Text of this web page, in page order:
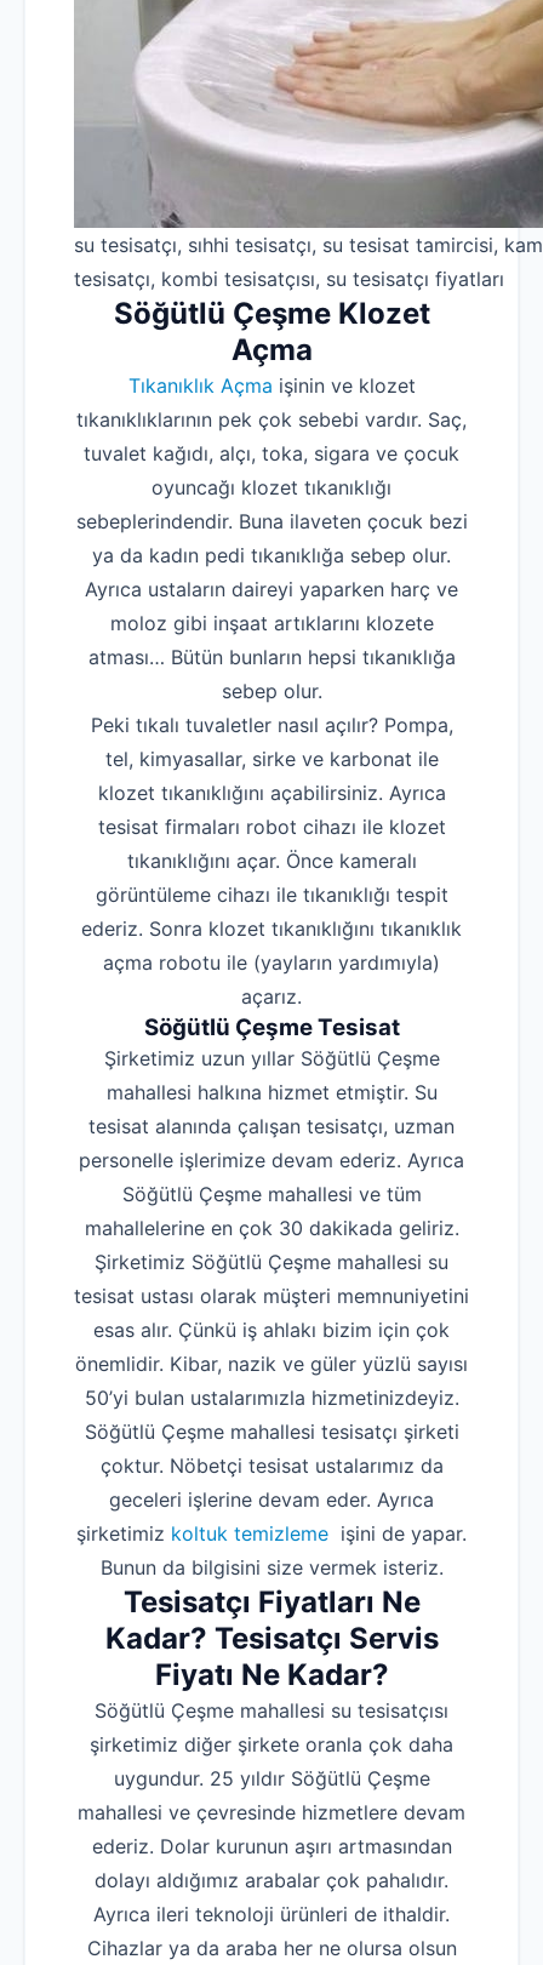
su tesisatçı, sıhhi tesisatçı, su tesisat tamircisi,
tesisatçı, kombi tesisatçısı, su tesisatçı fiyatları
Söğütlü Çeşme Klozet
Açma
Tıkanıklık Açma işinin ve klozet
tıkanıklıklarının pek çok sebebi vardır. Saç,
tuvalet kağıdı, alçı, toka, sigara ve çocuk
oyuncağı klozet tıkanıklığı
sebeplerindendir. Buna ilaveten çocuk bezi
ya da kadın pedi tıkanıklığa sebep olur.
Ayrıca ustaların daireyi yaparken harç ve
moloz gibi inşaat artıklarını klozete
atması… Bütün bunların hepsi tıkanıklığa
sebep olur.
Peki tıkalı tuvaletler nasıl açılır? Pompa,
tel, kimyasallar, sirke ve karbonat ile
klozet tıkanıklığını açabilirsiniz. Ayrıca
tesisat firmaları robot cihazı ile klozet
tıkanıklığını açar. Önce kameralı
görüntüleme cihazı ile tıkanıklığı tespit
ederiz. Sonra klozet tıkanıklığını tıkanıklık
açma robotu ile (yayların yardımıyla)
açarız.
Söğütlü Çeşme Tesisat
Şirketimiz uzun yıllar Söğütlü Çeşme
mahallesi halkına hizmet etmiştir. Su
tesisat alanında çalışan tesisatçı, uzman
personelle işlerimize devam ederiz. Ayrıca
Söğütlü Çeşme mahallesi ve tüm
mahallelerine en çok 30 dakikada geliriz.
Şirketimiz Söğütlü Çeşme mahallesi su
tesisat ustası olarak müşteri memnuniyetini
esas alır. Çünkü iş ahlakı bizim için çok
önemlidir. Kibar, nazik ve güler yüzlü sayısı
50’yi bulan ustalarımızla hizmetinizdeyiz.
Söğütlü Çeşme mahallesi tesisatçı şirketi
çoktur. Nöbetçi tesisat ustalarımız da
geceleri işlerine devam eder. Ayrıca
şirketimiz koltuk temizleme işini de yapar.
Bunun da bilgisini size vermek isteriz.
Tesisatçı Fiyatları Ne
Kadar? Tesisatçı Servis
Fiyatı Ne Kadar?
Söğütlü Çeşme mahallesi su tesisatçısı
şirketimiz diğer şirkete oranla çok daha
uygundur. 25 yıldır Söğütlü Çeşme
mahallesi ve çevresinde hizmetlere devam
ederiz. Dolar kurunun aşırı artmasından
dolayı aldığımız arabalar çok pahalıdır.
Ayrıca ileri teknoloji ürünleri de ithaldir.
Cihazlar ya da araba her ne olursa olsun